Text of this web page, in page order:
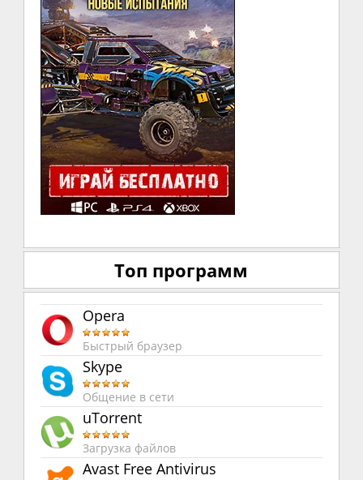
Топ программ
Opera
Быстрый браузер
Skype
Общение в сети
uTorrent
Загрузка файлов
Avast Free Antivirus